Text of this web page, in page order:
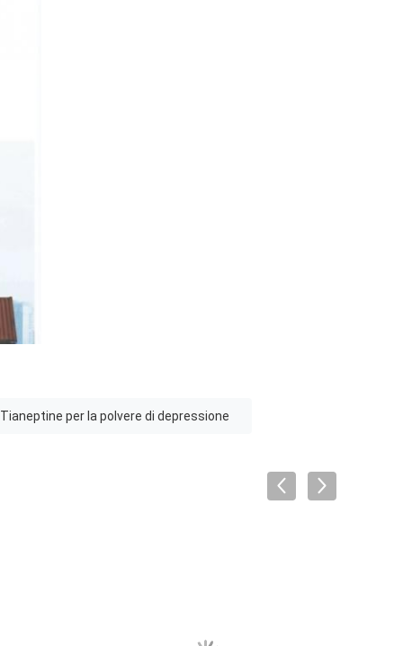
Tianeptine per la polvere di depressione